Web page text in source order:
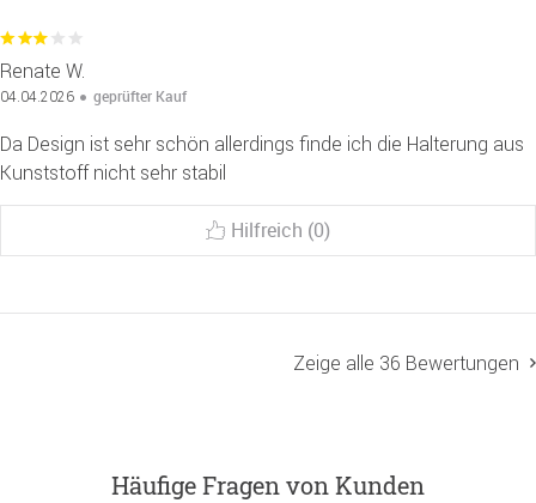
Renate W.
04.04.2026 geprüfter Kauf
Da Design ist sehr schön allerdings finde ich die Halterung aus
Kunststoff nicht sehr stabil
Hilfreich (0)
Zeige alle 36 Bewertungen
Häufige Fragen von Kunden